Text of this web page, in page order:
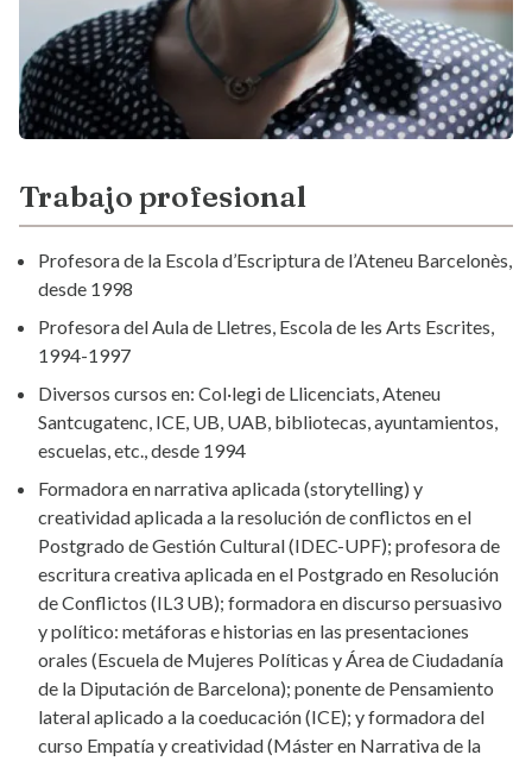
Trabajo profesional
Profesora de la Escola d’Escriptura de l’Ateneu Barcelonès,
desde 1998
Profesora del Aula de Lletres, Escola de les Arts Escrites,
1994-1997
Diversos cursos en: Col·legi de Llicenciats, Ateneu
Santcugatenc, ICE, UB, UAB, bibliotecas, ayuntamientos,
escuelas, etc., desde 1994
Formadora en narrativa aplicada (storytelling) y
creatividad aplicada a la resolución de conflictos en el
Postgrado de Gestión Cultural (IDEC-UPF); profesora de
escritura creativa aplicada en el Postgrado en Resolución
de Conflictos (IL3 UB); formadora en discurso persuasivo
y político: metáforas e historias en las presentaciones
orales (Escuela de Mujeres Políticas y Área de Ciudadanía
de la Diputación de Barcelona); ponente de Pensamiento
lateral aplicado a la coeducación (ICE); y formadora del
curso Empatía y creatividad (Máster en Narrativa de la